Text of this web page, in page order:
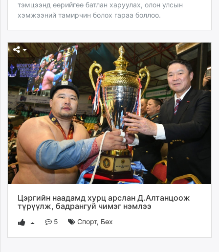
тэмцээнд өөрийгөө батлан харуулах, олон улсын
хэмжээний тамирчин болох гараа боллоо.
Цэргийн наадамд хурц арслан Д.Алтанцоож
түрүүлж, бадрангуй чимэг нэмлээ
5 Спорт, Бөх